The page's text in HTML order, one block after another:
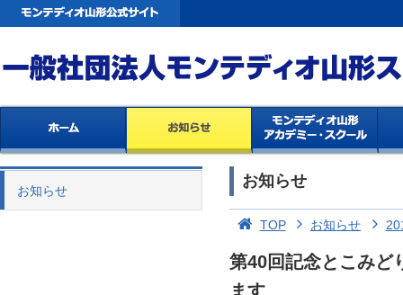
お知らせ
お知らせ
TOP お知らせ
第40回記念とこみど
ます